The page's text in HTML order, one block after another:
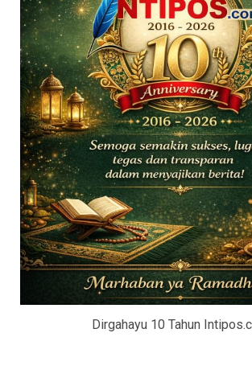
Dirgahayu 10 Tahun